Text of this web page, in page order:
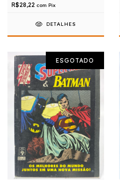
R$28,22 com Pix
DETALHES
ESGOTADO